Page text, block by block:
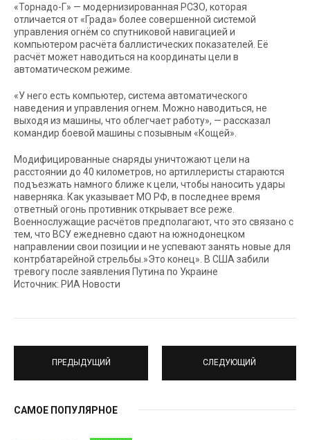
«Торнадо-Г» — модернизированная РСЗО, которая
отличается от «Града» более совершенной системой
управления огнём со спутниковой навигацией и
компьютером расчёта баллистических показателей. Её
расчёт может наводиться на координаты цели в
автоматическом режиме.
«У него есть компьютер, система автоматического
наведения и управления огнем. Можно наводиться, не
выходя из машины, что облегчает работу», — рассказал
командир боевой машины с позывным «Кощей».
Модифицированные снаряды уничтожают цели на
расстоянии до 40 километров, но артиллеристы стараются
подъезжать намного ближе к цели, чтобы наносить удары
наверняка. Как указывает МО РФ, в последнее время
ответный огонь противник открывает все реже.
Военнослужащие расчётов предполагают, что это связано с
тем, что ВСУ ежедневно сдают на южнодонецком
направлении свои позиции и не успевают занять новые для
контрбатарейной стрельбы.»Это конец». В США забили
тревогу после заявления Путина по Украине
Источник: РИА Новости
ПРЕДЫДУЩИЙ СЛЕДУЮЩИЙ
САМОЕ ПОПУЛЯРНОЕ